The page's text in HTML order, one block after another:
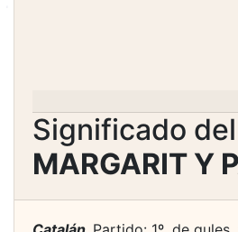
Significado
MARGARIT Y